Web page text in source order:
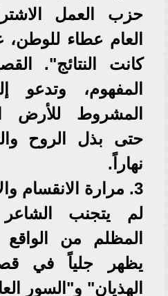
حزب العمل
العام عطاء
كانت النتائج".
المفهوم، وتدعو
المشروط للأرض
حتى بذل الروح
نهاراً.
3. مرارة الانقسام والانهيار الأخلاقي:
لم يتجنب
المظلم من
يظهر جلياً في
الهذيان" و"السور